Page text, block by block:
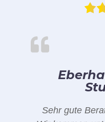
Sehr gute